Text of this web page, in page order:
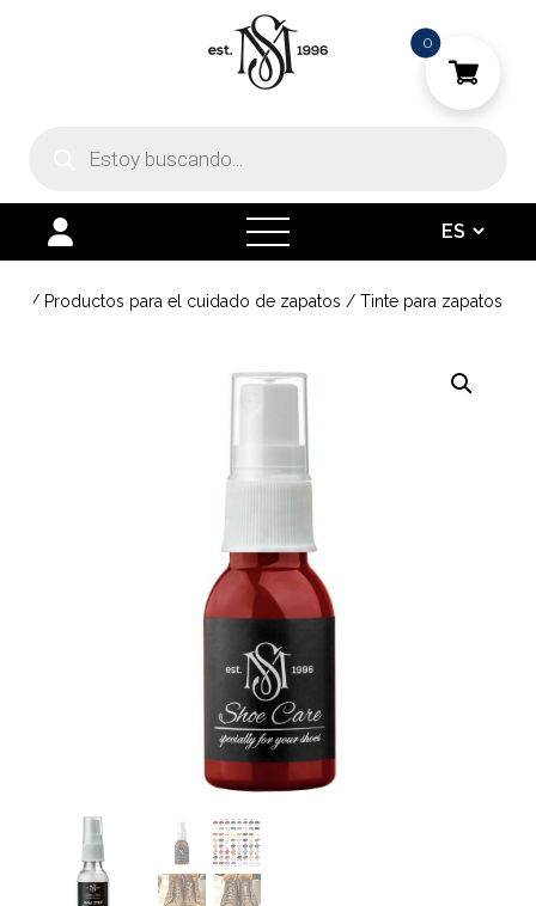
productos
open
menu
/ Productos para el cuidado de zapatos / Tinte para zapatos
0